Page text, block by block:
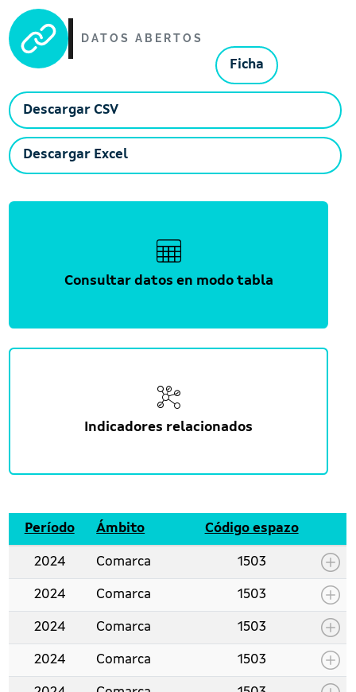
DATOS ABERTOS
Ficha
Descargar CSV
Descargar Excel
Consultar datos en modo tabla
Indicadores relacionados
Período Ámbito Código espazo
2024 Comarca 1503
2024 Comarca 1503
2024 Comarca 1503
2024 Comarca 1503